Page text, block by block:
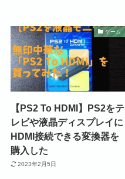
ゲーム
【PS2 To HDMI】PS2をテ
レビや液晶ディスプレイに
HDMI接続できる変換器を
購入した
2023年2月5日